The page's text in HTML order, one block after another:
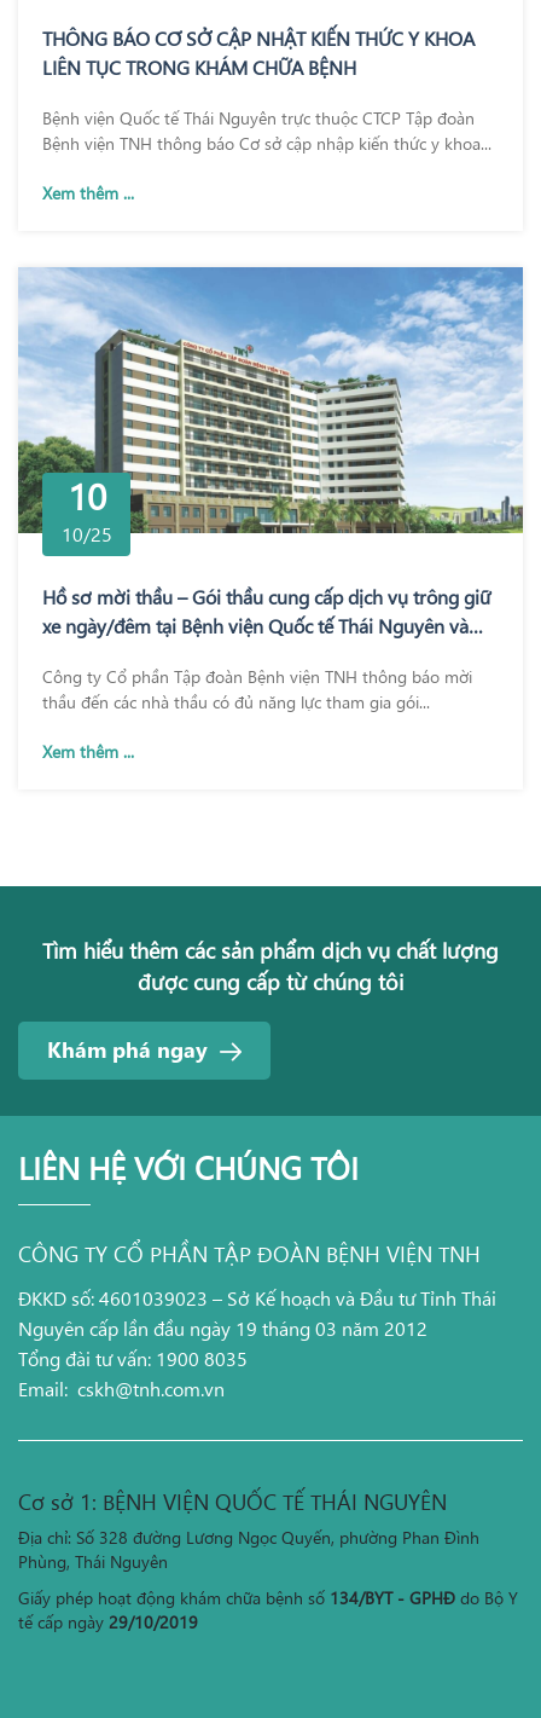
THÔNG BÁO CƠ SỞ CẬP NHẬT KIẾN THỨC Y KHOA
LIÊN TỤC TRONG KHÁM CHỮA BỆNH
Bệnh viện Quốc tế Thái Nguyên trực thuộc CTCP Tập đoàn
Bệnh viện TNH thông báo Cơ sở cập nhập kiến thức y khoa...
Xem thêm ...
10
10/25
Hồ sơ mời thầu – Gói thầu cung cấp dịch vụ trông giữ
xe ngày/đêm tại Bệnh viện Quốc tế Thái Nguyên và
Công ty Cổ phần Tập đoàn Bệnh viện TNH thông báo mời
thầu đến các nhà thầu có đủ năng lực tham gia gói...
Xem thêm ...
Tìm hiểu thêm các sản phẩm dịch vụ chất lượng
được cung cấp từ chúng tôi
Khám phá ngay
LIÊN HỆ VỚI CHÚNG TÔI
CÔNG TY CỔ PHẦN TẬP ĐOÀN BỆNH VIỆN TNH
ĐKKD số: 4601039023 – Sở Kế hoạch và Đầu tư Tỉnh Thái
Nguyên cấp lần đầu ngày 19 tháng 03 năm 2012
Tổng đài tư vấn: 1900 8035
Email: cskh@tnh.com.vn
Cơ sở 1: BỆNH VIỆN QUỐC TẾ THÁI NGUYÊN
Địa chỉ: Số 328 đường Lương Ngọc Quyến, phường Phan Đình
Phùng, Thái Nguyên
Giấy phép hoạt động khám chữa bệnh số 134/BYT - GPHĐ do Bộ Y
tế cấp ngày 29/10/2019